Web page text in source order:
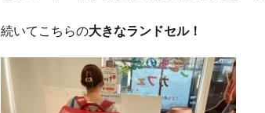
続いてこちらの大きなランドセル！